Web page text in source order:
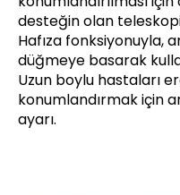
desteğin olan
Hafıza fonksiyonuyla,
düğmeye basarak
Uzun boylu hastaları
konumlandırmak için
ayarı.